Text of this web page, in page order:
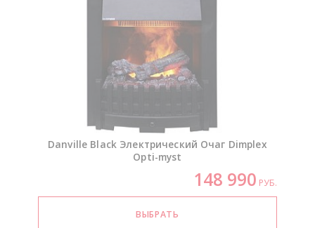
Danville Black Электрический Очаг Dimplex
Opti-myst
148 990 РУБ.